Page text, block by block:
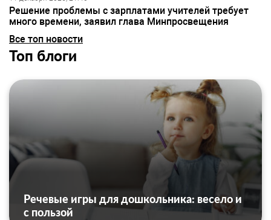
Решение проблемы с зарплатами учителей требует
много времени, заявил глава Минпросвещения
Все топ новости
Топ блоги
Речевые игры для дошкольника: весело и
с пользой